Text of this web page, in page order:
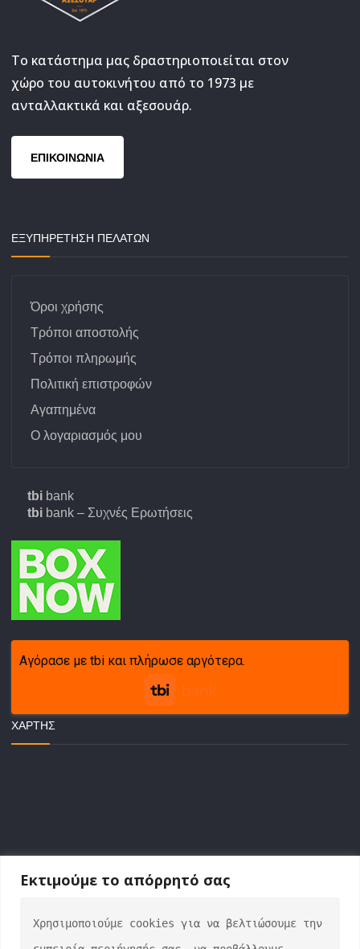
Εκτιμούμε το απόρρητό σας
Χρησιμοποιούμε cookies για να βελτιώσουμε την
Το κατάστημα μας δραστηριοποιείται στον
χώρο του αυτοκινήτου από το 1973 με
ανταλλακτικά και αξεσουάρ.
ΕΠΙΚΟΙΝΩΝΙΑ
ΕΞΥΠΗΡΕΤΗΣΗ ΠΕΛΑΤΩΝ
Όροι χρήσης
Τρόποι αποστολής
Τρόποι πληρωμής
Πολιτική επιστροφών
Αγαπημένα
Ο λογαριασμός μου
tbi bank
tbi bank – Συχνές Ερωτήσεις
Αγόρασε με tbi και πλήρωσε αργότερα.
ΧΆΡΤΗΣ